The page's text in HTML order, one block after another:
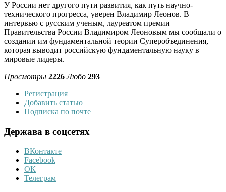
У России нет другого пути развития, как путь научно-
технического прогресса, уверен Владимир Леонов. В
интервью с русским ученым, лауреатом премии
Правительства России Владимиром Леоновым мы сообщали о
создании им фундаментальной теории Суперобъединения,
которая выводит российскую фундаментальную науку в
мировые лидеры.
Просмотры 2226 Любо 293
Регистрация
Добавить статью
Подписка по почте
Держава в соцсетях
ВКонтакте
Facebook
ОК
Телеграм